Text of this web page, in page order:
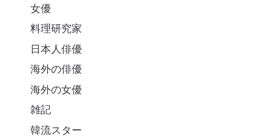
女優
料理研究家
日本人俳優
海外の俳優
海外の女優
雑記
韓流スター